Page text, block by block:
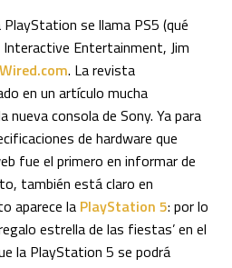
se llama PS5 (qué
Interactive Entertainment, Jim
Wired.com. La revista
en un artículo mucha
nueva consola de Sony. Ya para
de hardware que
fue el primero en informar de
también está claro en
aparece la PlayStation 5: por lo
estrella de las fiestas’ en el
la PlayStation 5 se podrá